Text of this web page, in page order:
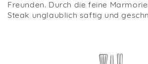
Freunden. Durch die feine
Steak unglaublich saftig und